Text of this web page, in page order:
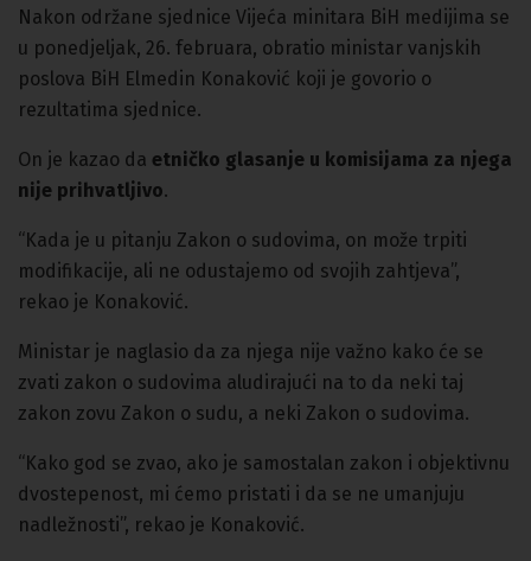
Nakon održane sjednice Vijeća minitara BiH medijima se
u ponedjeljak, 26. februara, obratio ministar vanjskih
poslova BiH Elmedin Konaković koji je govorio o
rezultatima sjednice.
On je kazao da etničko glasanje u komisijama za njega
nije prihvatljivo.
“Kada je u pitanju Zakon o sudovima, on može trpiti
modifikacije, ali ne odustajemo od svojih zahtjeva”,
rekao je Konaković.
Ministar je naglasio da za njega nije važno kako će se
zvati zakon o sudovima aludirajući na to da neki taj
zakon zovu Zakon o sudu, a neki Zakon o sudovima.
“Kako god se zvao, ako je samostalan zakon i objektivnu
dvostepenost, mi ćemo pristati i da se ne umanjuju
nadležnosti”, rekao je Konaković.